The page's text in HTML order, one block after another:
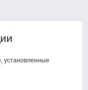
установленные